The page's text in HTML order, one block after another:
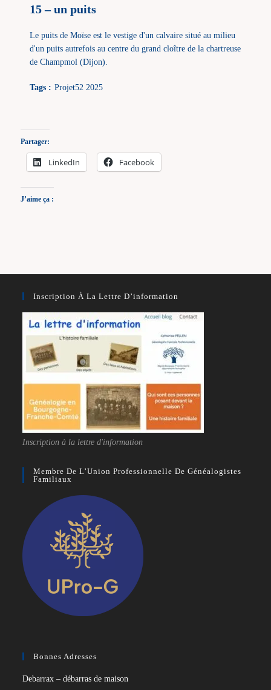
15 – un puits
Le puits de Moïse est le vestige d'un calvaire situé au milieu
d'un puits autrefois au centre du grand cloître de la chartreuse
de Champmol (Dijon).
Tags : Projet52 2025
Partager:
LinkedIn Facebook
J’aime ça :
Inscription À La Lettre D’information
Inscription à la lettre d'information
Membre De L’Union Professionnelle De Généalogistes
Familiaux
Bonnes Adresses
Debarrax – débarras de maison